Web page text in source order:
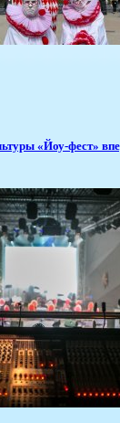
«Йоу-фест»